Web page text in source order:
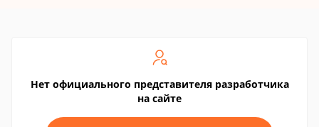
Нет официального представителя разработчика
на сайте